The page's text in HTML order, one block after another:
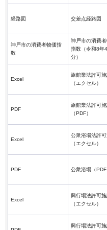
経路図 交差点経路図
神戸市の消費者物価指
数
神戸市の消費者
指数（令和8年
分）
Excel
旅館業法許可
（エクセル）
PDF
旅館業法許可
（PDF）
Excel
公衆浴場法許
（エクセル）
PDF 公衆浴場（PDF
Excel
興行場法許可
（エクセル）
興行場法許可